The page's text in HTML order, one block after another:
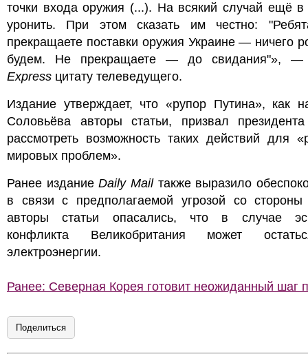
точки входа оружия (...). На всякий случай ещё
уронить. При этом сказать им честно:
прекращаете поставки оружия Украине — ничего
будем. Не прекращаете — до свидания"», —
Express цитату телеведущего.
Издание утверждает, что «рупор Путина», как
Соловьёва авторы статьи, призвал
рассмотреть возможность таких действий для
мировых проблем».
Ранее изданиеDaily Mailтакже выразило
в связи с предполагаемой угрозой со стороны
авторы статьи опасались, что в случае
конфликта Великобритания может
электроэнергии.
Ранее: Северная Корея готовит неожиданный шаг
Поделиться